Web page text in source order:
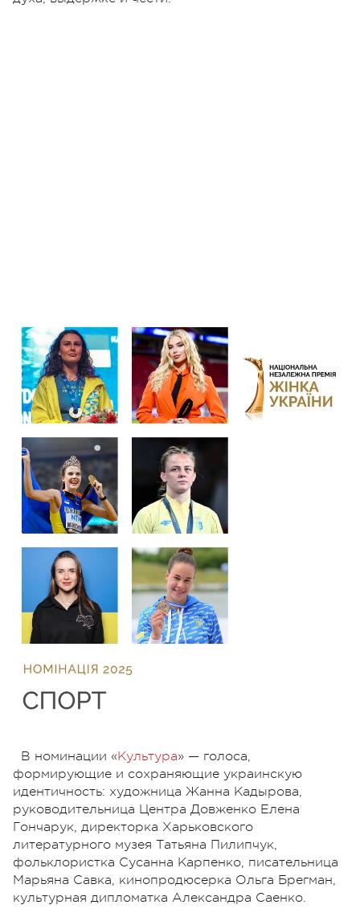
В номинации «Культура» — голоса,
формирующие и сохраняющие украинскую
идентичность: художница Жанна Кадырова,
руководительница Центра Довженко Елена
Гончарук, директорка Харьковского
литературного музея Татьяна Пилипчук,
фольклористка Сусанна Карпенко, писательница
Марьяна Савка, кинопродюсерка Ольга Брегман,
культурная дипломатка Александра Саенко.